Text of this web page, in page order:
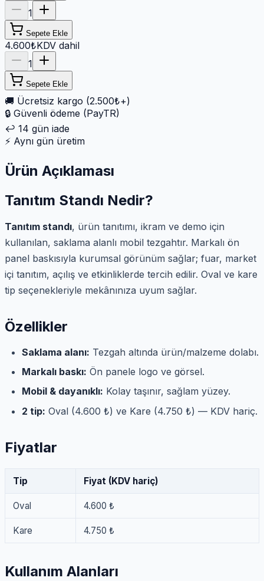
1
Sepete Ekle
4.600₺KDV dahil
1
Sepete Ekle
🚚 Ücretsiz kargo (2.500₺+)
🔒 Güvenli ödeme (PayTR)
↩️ 14 gün iade
⚡ Aynı gün üretim
Ürün Açıklaması
Tanıtım Standı Nedir?
Tanıtım standı, ürün tanıtımı, ikram ve demo için
kullanılan, saklama alanlı mobil tezgahtır. Markalı ön
panel baskısıyla kurumsal görünüm sağlar; fuar, market
içi tanıtım, açılış ve etkinliklerde tercih edilir. Oval ve kare
tip seçenekleriyle mekânınıza uyum sağlar.
Özellikler
Saklama alanı: Tezgah altında ürün/malzeme dolabı.
Markalı baskı: Ön panele logo ve görsel.
Mobil & dayanıklı: Kolay taşınır, sağlam yüzey.
2 tip: Oval (4.600 ₺) ve Kare (4.750 ₺) — KDV hariç.
Fiyatlar
Tip Fiyat (KDV hariç)
Oval 4.600 ₺
Kare 4.750 ₺
Kullanım Alanları